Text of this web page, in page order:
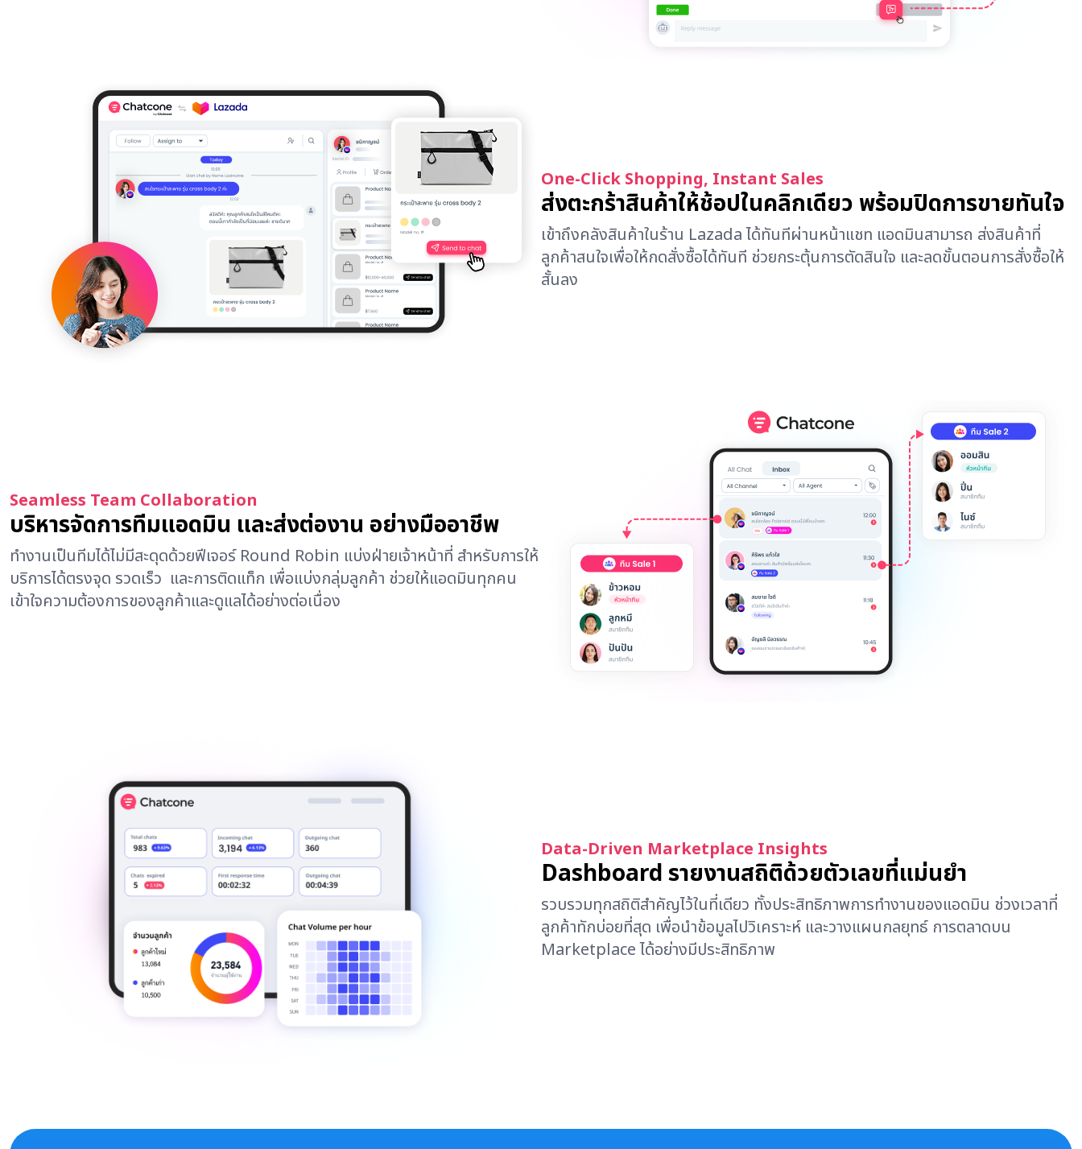
One-Click Shopping, Instant Sales
ส่งตะกร้าสินค้าให้ช้อปในคลิกเดียว พร้อมปิดการขายทันใจ
เข้าถึงคลังสินค้าในร้าน Lazada ได้ทันทีผ่านหน้าแชท แอดมินสามารถ ส่งสินค้าที่
ลูกค้าสนใจเพื่อให้กดสั่งซื้อได้ทันที ช่วยกระตุ้นการตัดสินใจ และลดขั้นตอนการสั่งซื้อให้
สั้นลง
Seamless Team Collaboration
บริหารจัดการทีมแอดมิน และส่งต่องาน อย่างมืออาชีพ
ทำงานเป็นทีมได้ไม่มีสะดุดด้วยฟีเจอร์ Round Robin แบ่งฝ่ายเจ้าหน้าที่ สำหรับการให้
บริการได้ตรงจุด รวดเร็ว และการติดแท็ก เพื่อแบ่งกลุ่มลูกค้า ช่วยให้แอดมินทุกคน
เข้าใจความต้องการของลูกค้าและดูแลได้อย่างต่อเนื่อง
Data-Driven Marketplace Insights
Dashboard รายงานสถิติด้วยตัวเลขที่แม่นยำ
รวบรวมทุกสถิติสำคัญไว้ในที่เดียว ทั้งประสิทธิภาพการทำงานของแอดมิน ช่วงเวลาที่
ลูกค้าทักบ่อยที่สุด เพื่อนำข้อมูลไปวิเคราะห์ และวางแผนกลยุทธ์ การตลาดบน
Marketplace ได้อย่างมีประสิทธิภาพ